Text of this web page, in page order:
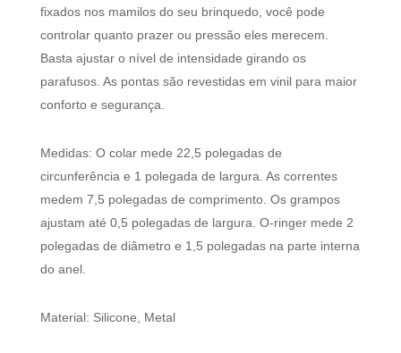
fixados nos mamilos do seu brinquedo, você pode
controlar quanto prazer ou pressão eles merecem.
Basta ajustar o nível de intensidade girando os
parafusos. As pontas são revestidas em vinil para maior
conforto e segurança.
Medidas: O colar mede 22,5 polegadas de
circunferência e 1 polegada de largura. As correntes
medem 7,5 polegadas de comprimento. Os grampos
ajustam até 0,5 polegadas de largura. O-ringer mede 2
polegadas de diâmetro e 1,5 polegadas na parte interna
do anel.
Material: Silicone, Metal